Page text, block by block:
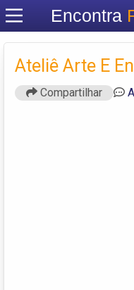
Encontra
Ateliê Arte E
Compartilhar